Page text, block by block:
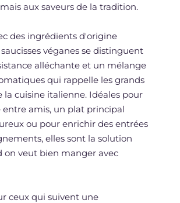
aux saveurs de la tradition.
des ingrédients d'origine
saucisses véganes se distinguent
alléchante et un mélange
qui rappelle les grands
la cuisine italienne. Idéales pour
entre amis, un plat principal
ou pour enrichir des entrées
elles sont la solution
on veut bien manger avec
ceux qui suivent une